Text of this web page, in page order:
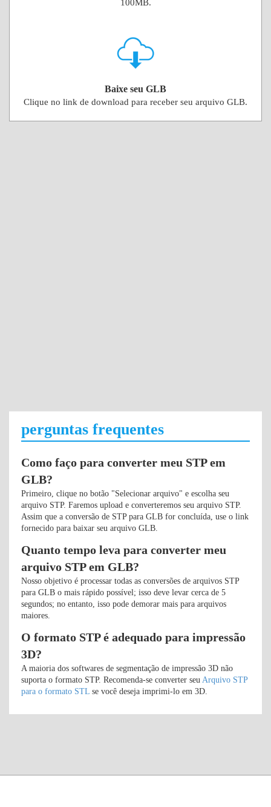
100MB.
Baixe seu GLB
Clique no link de download para receber seu arquivo GLB.
perguntas frequentes
Como faço para converter meu STP em
GLB?
Primeiro, clique no botão "Selecionar arquivo" e escolha seu
arquivo STP. Faremos upload e converteremos seu arquivo STP.
Assim que a conversão de STP para GLB for concluída, use o link
fornecido para baixar seu arquivo GLB.
Quanto tempo leva para converter meu
arquivo STP em GLB?
Nosso objetivo é processar todas as conversões de arquivos STP
para GLB o mais rápido possível; isso deve levar cerca de 5
segundos; no entanto, isso pode demorar mais para arquivos
maiores.
O formato STP é adequado para impressão
3D?
A maioria dos softwares de segmentação de impressão 3D não
suporta o formato STP. Recomenda-se converter seu Arquivo STP
para o formato STL se você deseja imprimi-lo em 3D.